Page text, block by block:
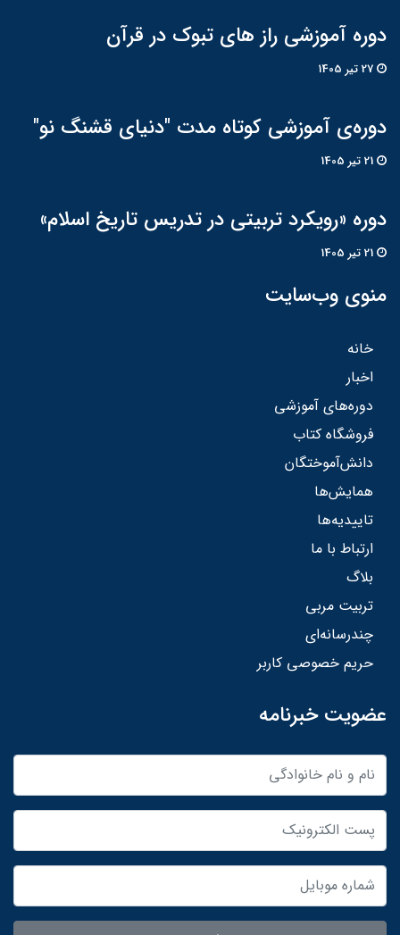
دوره آموزشی راز های تبوک در قرآن
دوره‌ی آموزشی کوتاه مدت "دنیای قشنگ نو"
دوره «رویکرد تربیتی در تدریس تاریخ اسلام»
منوی وب‌سایت
خانه
اخبار
دوره‌های آموزشی
فروشگاه کتاب
دانش‌آموختگان
همایش‌ها
تاییدیه‌ها
ارتباط با ما
بلاگ
تربیت مربی
چندرسانه‌ای
حریم خصوصی کاربر
عضویت خبرنامه